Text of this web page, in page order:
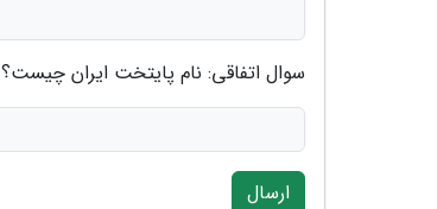
سوال اتفاقی: نام پایتخت ایران چیست؟
ارسال